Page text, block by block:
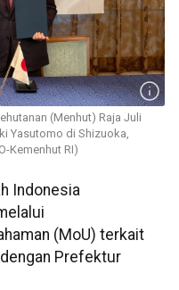
(Menhut) Raja Juli
Yasutomo di Shizuoka,
Kemenhut RI)
Indonesia
(MoU) terkait
Prefektur